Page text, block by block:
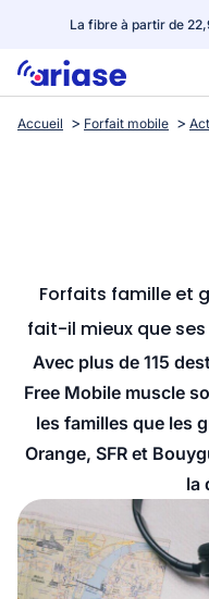
La fibre à partir de
Box internet
Streaming
Accueil Forfait mobile
Forfaits famille et
fait-il mieux que
Avec plus de 115
Free Mobile muscle
les familles que les
Orange, SFR et
la